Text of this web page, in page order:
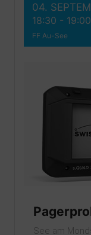
04.
18:30 - 19:00
FF Au-See
See am